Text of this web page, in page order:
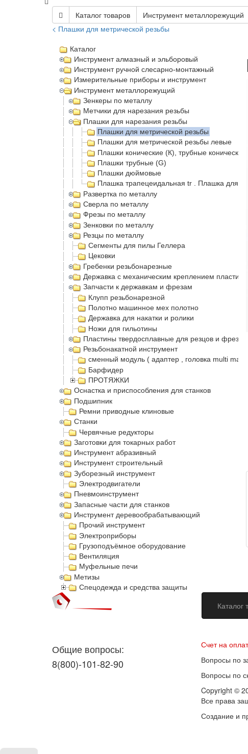
Каталог товаров Инструмент металлорежущий
< Плашки для метрической резьбы
Каталог
Инструмент алмазный и эльборовый
Инструмент ручной слесарно-монтажный
Измерительные приборы и инструмент
Инструмент металлорежущий
Зенкеры по металлу
Метчики для нарезания резьбы
Плашки для нарезания резьбы
Плашки для метрической резьбы
Плашки для метрической резьбы левые
Плашки конические (К), трубные конические
Плашки трубные (G)
Плашки дюймовые
Плашка трапецеидальная tr . Плашка для
Развертка по металлу
Сверла по металлу
Фрезы по металлу
Зенковки по металлу
Резцы по металлу
Сегменты для пилы Геллера
Цековки
Гребенки резьбонарезные
Державка с механическим креплением пластин
Запчасти к державкам и фрезам
Клупп резьбонарезной
Полотно машинное мех полотно
Державка для накатки и ролики
Ножи для гильотины
Пластины твердосплавные для резцов и фрез
Резьбонакатной инструмент
сменный модуль ( адаптер , головка multi
Барфидер
ПРОТЯЖКИ
Оснастка и приспособления для станков
Подшипник
Ремни приводные клиновые
Станки
Червячные редукторы
Заготовки для токарных работ
Инструмент абразивный
Инструмент строительный
Зуборезный инструмент
Электродвигатели
Пневмоинструмент
Запасные части для станков
Инструмент деревообрабатывающий
Прочий инструмент
Электроприборы
Грузоподъёмное оборудование
Вентиляция
Муфельные печи
Метизы
Спецодежда и средства защиты
Каталог
Общие вопросы:
8(800)-101-82-90
Счет на
Вопросы по
Вопросы по
Copyright ©
Все права
Создание и